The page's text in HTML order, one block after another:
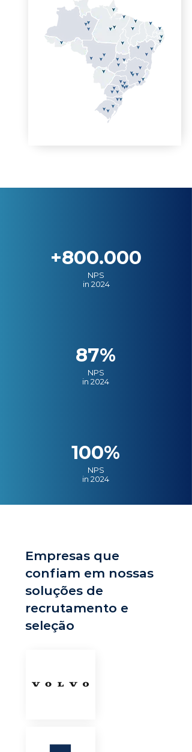
+800.000
NPS
in 2024
87%
NPS
in 2024
100%
NPS
in 2024
Empresas que
confiam em nossas
soluções de
recrutamento e
seleção